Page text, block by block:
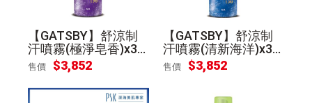
【GATSBY】舒涼制
汗噴霧(極淨皂香)x36
入(221ml/入)
售價 $3,852
【GATSBY】舒涼制
汗噴霧(清新海洋)x36
入(221ml/入)
售價 $3,852